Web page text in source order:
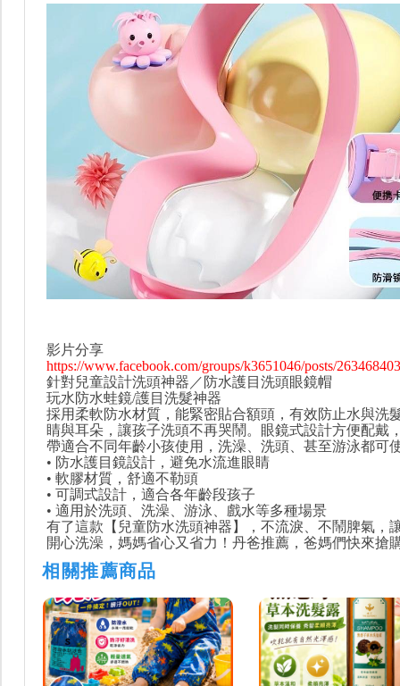
影片分享
https://www.facebook.com/groups/k3651046/posts/
針對兒童設計洗頭神器／防水護目洗頭眼鏡帽
玩水防水蛙鏡/護目洗髮神器
採用柔軟防水材質，能緊密貼合額頭，有效防止水與洗
睛與耳朵，讓孩子洗頭不再哭鬧。眼鏡式設計方便配戴
帶適合不同年齡小孩使用，洗澡、洗頭、甚至游泳都可
• 防水護目鏡設計，避免水流進眼睛
• 軟膠材質，舒適不勒頭
• 可調式設計，適合各年齡段孩子
• 適用於洗頭、洗澡、游泳、戲水等多種場景
有了這款【兒童防水洗頭神器】，不流淚、不鬧脾氣，
開心洗澡，媽媽省心又省力！丹爸推薦，爸媽們快來搶
相關推薦商品